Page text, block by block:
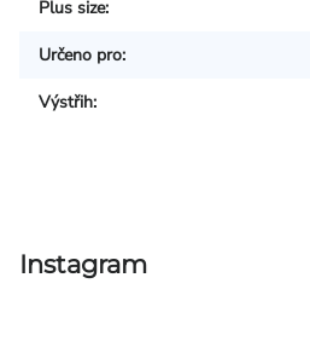
Plus size:
Určeno pro:
Výstřih:
Instagram